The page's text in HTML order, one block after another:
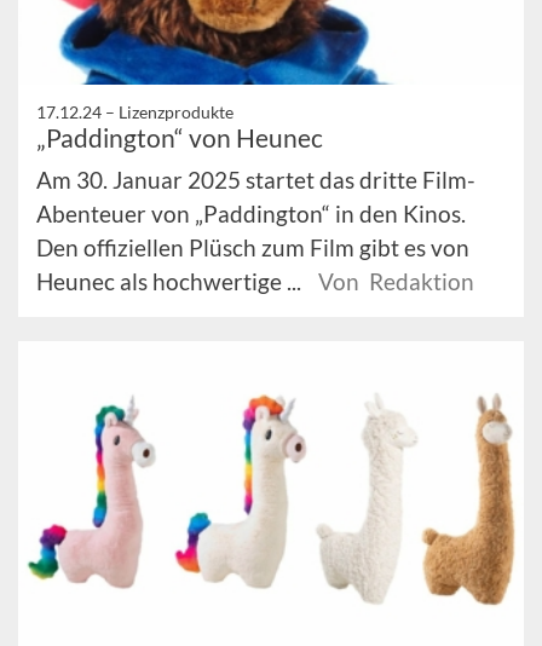
17.12.24 – Lizenzprodukte
„Paddington“ von Heunec
Am 30. Januar 2025 startet das dritte Film-
Abenteuer von „Paddington“ in den Kinos.
Den offiziellen Plüsch zum Film gibt es von
Heunec als hochwertige ...
Von Redaktion